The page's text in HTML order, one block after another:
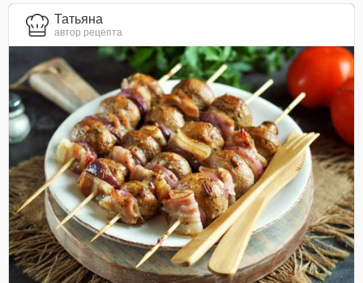
Татьяна
автор рецепта